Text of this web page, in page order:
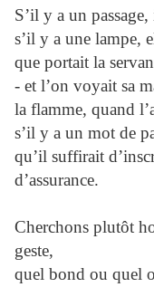
S’il y a un
s’il y a une lampe,
que portait la
- et l’on voyait sa
la flamme, quand
s’il y a un mot de
qu’il suffirait
d’assurance.
Cherchons plutôt
geste,
quel bond ou quel